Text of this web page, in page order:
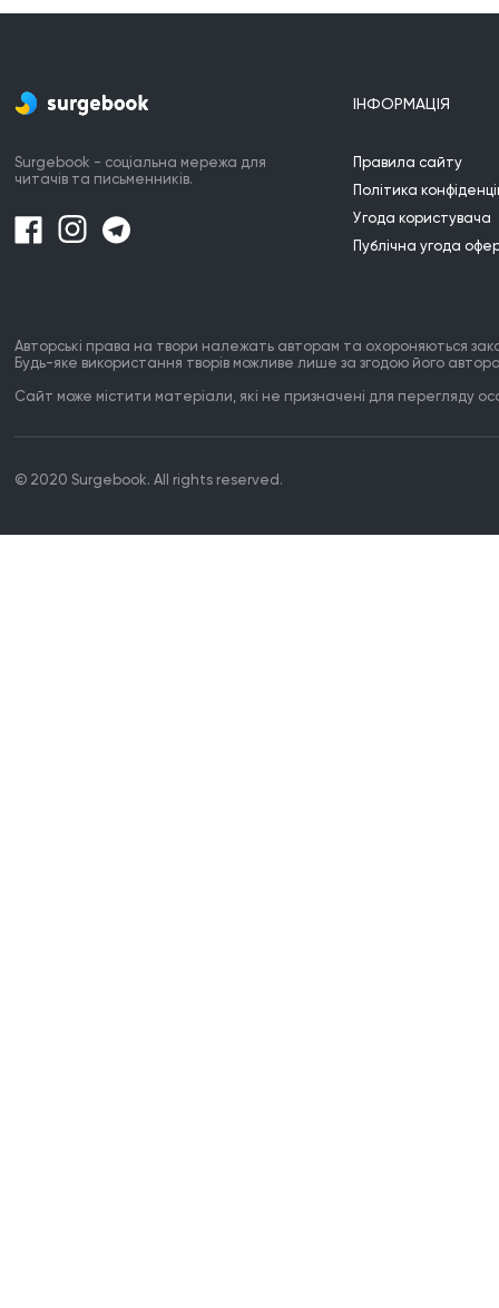
Surgebook - соціальна мережа для
читачів та письменників.
ІНФОРМАЦІЯ
Правила сайту
Політика
Угода користувача
Публічна угода
Авторські права на твори належать авторам та охороняються
Будь-яке використання творів можливе лише за згодою його
Сайт може містити матеріали, які не призначені для перегляду
© 2020 Surgebook. All rights reserved.